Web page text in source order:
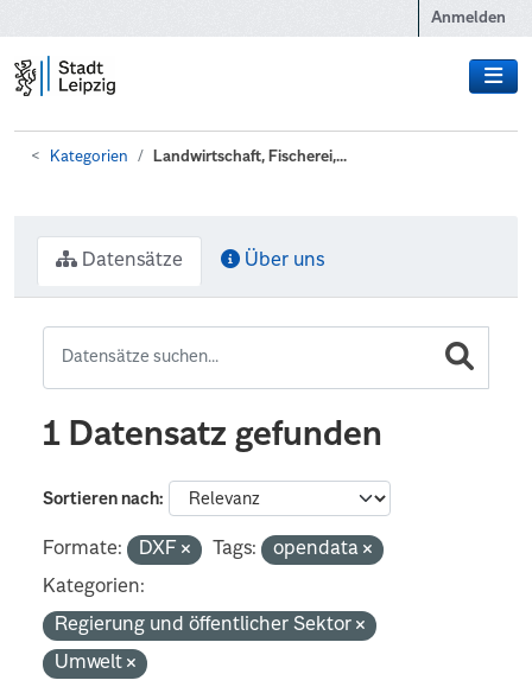
Anmelden
Kategorien Landwirtschaft, Fischerei,...
Datensätze Über uns
1 Datensatz gefunden
Sortieren nach
Formate: DXF Tags:
opendata
Kategorien:
Regierung und öffentlicher Sektor
Umwelt